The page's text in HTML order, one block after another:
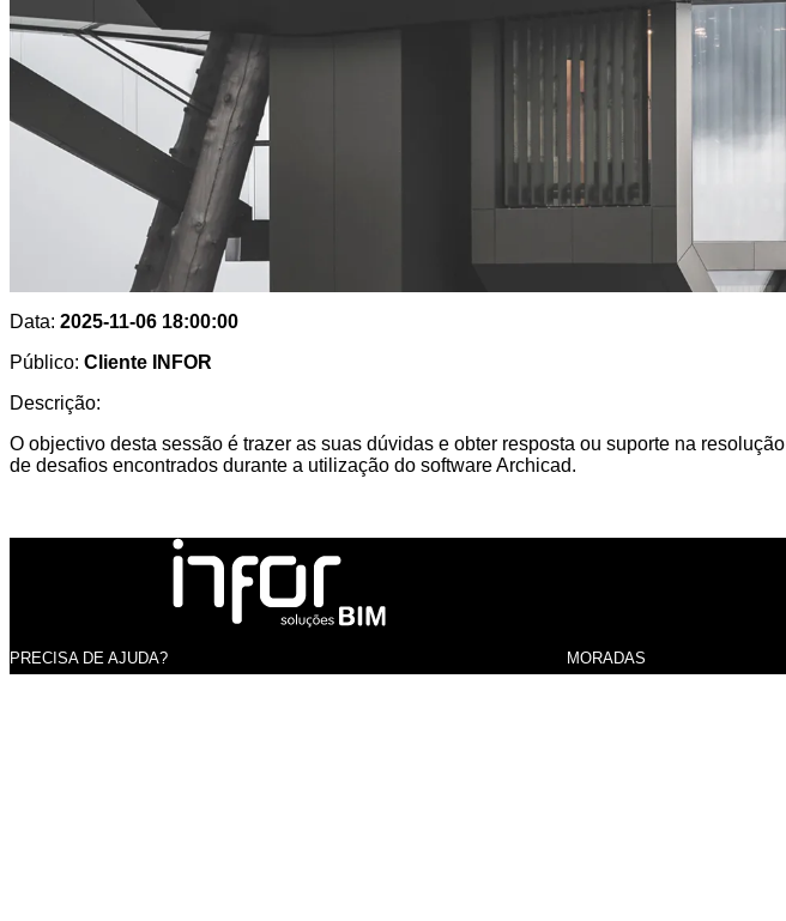
Data: 2025-11-06 18:00:00
Público: Cliente INFOR
Descrição:
O objectivo desta sessão é trazer as suas dúvidas e obter resposta ou suporte na resolução
de desafios encontrados durante a utilização do software Archicad.
PRECISA DE AJUDA?
MORADAS